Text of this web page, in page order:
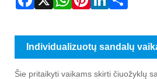
Individualizuotų sandalų
Šie pritaikyti vaikams skirti čiuožyklų